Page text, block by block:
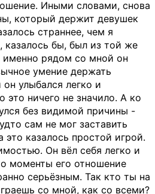
Иными словами, снова
который держит девушек
страннее, чем я
бы, был из той же
рядом со мной он
умение держать
улыбался легко и
это ничего не значило. А ко
без видимой причины -
сам не мог заставить
это казалось простой игрой.
Он вёл себя легко и
моменты его отношение
серьёзным. Так кто ты на
со мной, как со всеми?